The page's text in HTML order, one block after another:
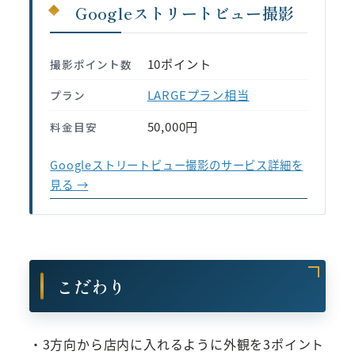
Googleストリートビュー撮影
撮影ポイント数 10ポイント
プラン LARGEプラン相当
料金目安 50,000円
Googleストリートビュー撮影のサービス詳細を
見る →
こだわり
・3方向から店内に入れるように外観を3ポイント